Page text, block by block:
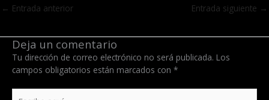
← Entrada anterior Entrada siguiente →
Deja un comentario
Tu dirección de correo electrónico no será publicada. Los
campos obligatorios están marcados con *